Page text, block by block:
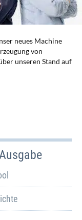
neues Machine
von
unseren Stand auf